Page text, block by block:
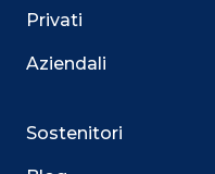
Privati
Aziendali
Sostenitori